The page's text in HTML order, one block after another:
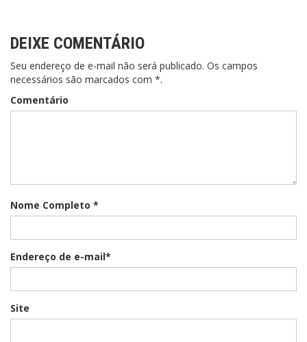
DEIXE COMENTÁRIO
Seu endereço de e-mail não será publicado. Os campos
necessários são marcados com *.
Comentário
Nome Completo *
Endereço de e-mail*
Site